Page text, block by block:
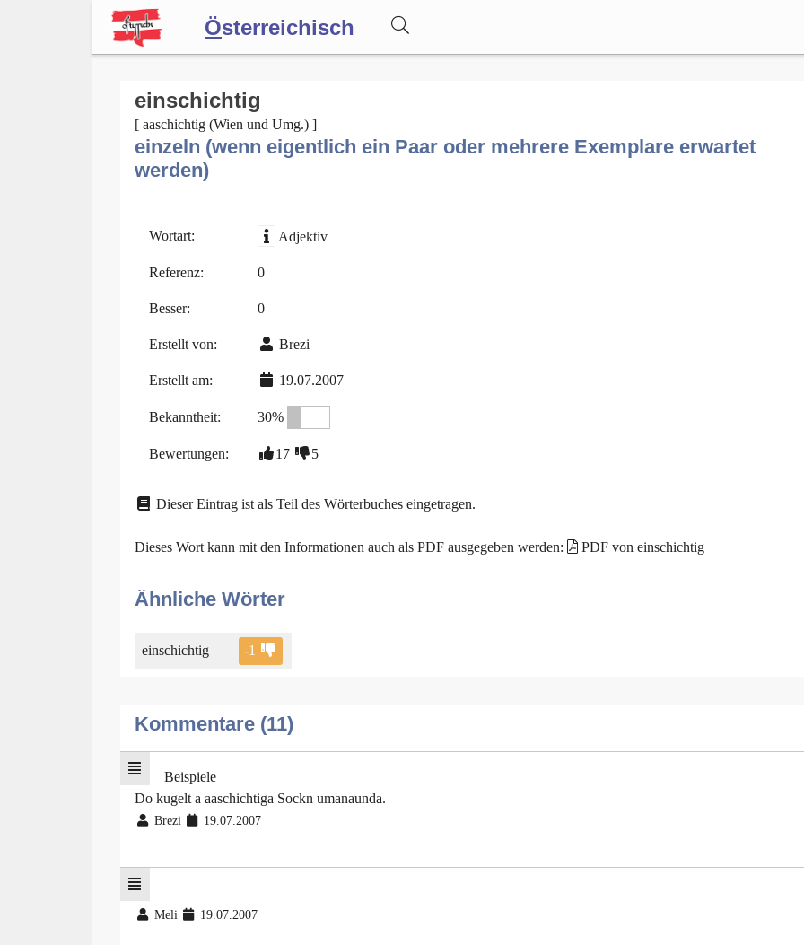
Österreichisch
Forum
einschichtig
[ aaschichtig (Wien und Umg.) ]
einzeln (wenn eigentlich ein Paar oder mehrere Exemplare erwartet
werden)
Wortart: Adjektiv
Referenz: 0
Besser: 0
Erstellt von: Brezi
Erstellt am: 19.07.2007
Bekanntheit: 30%
Bewertungen: 17 5
Dieser Eintrag ist als Teil des Wörterbuches eingetragen.
Dieses Wort kann mit den Informationen auch als PDF ausgegeben werden: PDF von einschichtig
Ähnliche Wörter
einschichtig -1
Kommentare (11)
Beispiele
Do kugelt a aaschichtiga Sockn umanaunda.
Brezi 19.07.2007
Meli 19.07.2007